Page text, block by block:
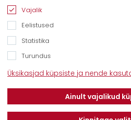
Kontaktid
E-mail:info@dotnuvabaltic.ee
Vajalik
Eelistused
Statistika
Turundus
Üksikasjad küpsiste ja nende
Ainult vajalikud